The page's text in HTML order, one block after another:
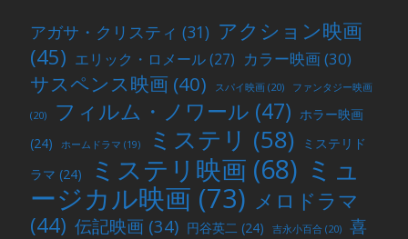
アガサ・クリスティ (31) アクション映画
(45) エリック・ロメール(27) カラー映画(30)
サスペンス映画 (40) スパイ映画 (20) ファンタジー映画
(20) フィルム・ノワール (47) ホラー映画
(24)
ホームドラマ (19) ミステリ (58)
ミステリド
ラマ (24) ミステリ映画 (68) ミュ
ージカル映画 (73) メロドラマ
(44) 伝記映画 (34) 円谷英二 (24) 吉永小百合 (20)
喜